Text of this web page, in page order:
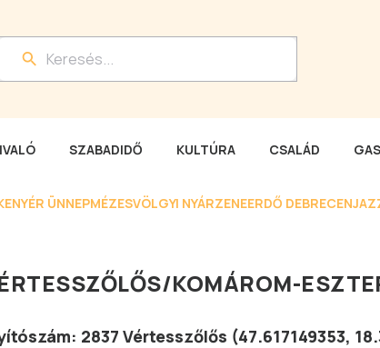
SZABADIDŐ KULTÚRA CSALÁD
ÜNNEPMÉZESVÖLGYI NYÁRZENEERDŐ DEBRECEN
/KOMÁROM-
2837 Vértesszőlős (47.617149353,